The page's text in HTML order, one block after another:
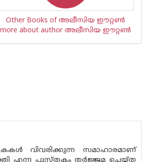
Other Books of അലീസിയ ഈറ്റണ്‍
more about author അലീസിയ ഈറ്റണ്‍
വിവരിക്കുന്ന സമാഹാരമാണ്
എന്ന പുസ്തകം തര്‍ജ്ജമ ചെയ്ത